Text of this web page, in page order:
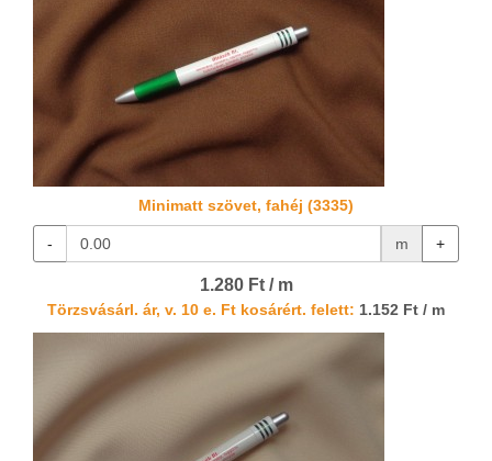
Minimatt szövet, fahéj (3335)
- m +
1.280 Ft / m
Törzsvásárl. ár, v. 10 e. Ft kosárért. felett: 1.152 Ft / m